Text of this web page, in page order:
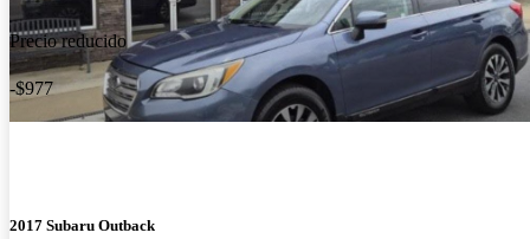
Precio reducido
-$977
2017 Subaru Outback